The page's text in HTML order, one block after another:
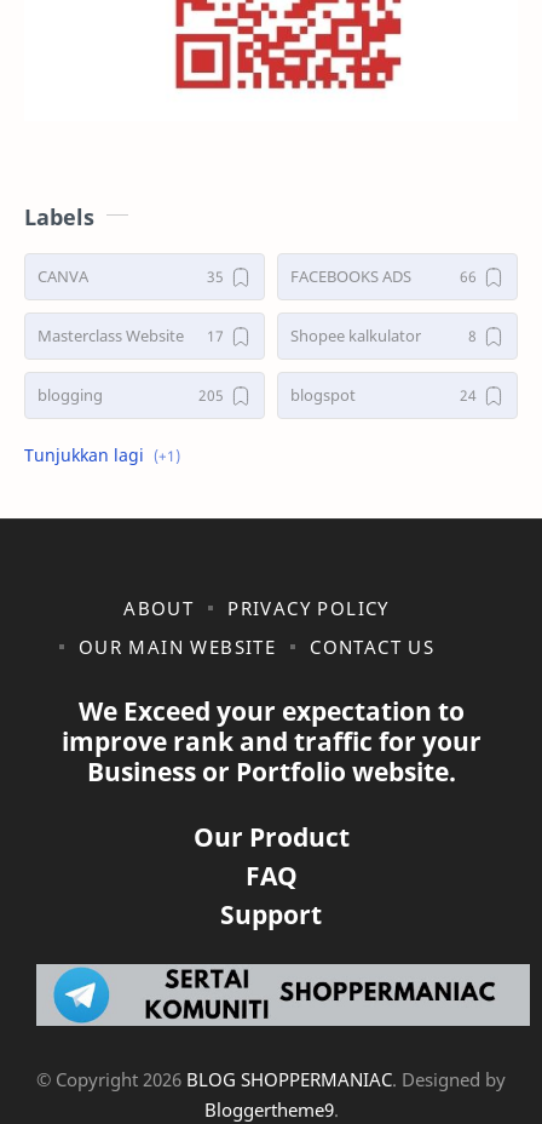
Labels
CANVA FACEBOOKS ADS
Masterclass Website Shopee kalkulator
blogging blogspot
shopee
ABOUT
PRIVACY POLICY
OUR MAIN WEBSITE
CONTACT US
We Exceed your expectation to
improve rank and traffic for your
Business or Portfolio website.
Our Product
FAQ
Support
© Copyright 2026 BLOG SHOPPERMANIAC. Designed by
Bloggertheme9.